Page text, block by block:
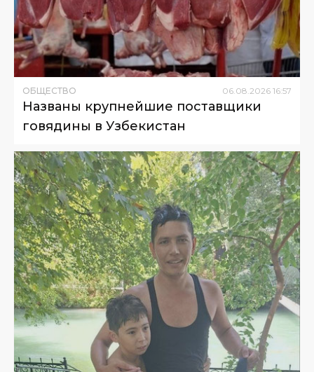
ОБЩЕСТВО 06.08.2026 16:57
Названы крупнейшие поставщики
говядины в Узбекистан